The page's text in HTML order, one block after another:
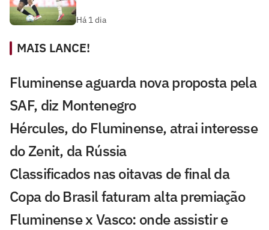
Há 1 dia
MAIS LANCE!
Fluminense aguarda nova proposta pela
SAF, diz Montenegro
Hércules, do Fluminense, atrai interesse
do Zenit, da Rússia
Classificados nas oitavas de final da
Copa do Brasil faturam alta premiação
Fluminense x Vasco: onde assistir e